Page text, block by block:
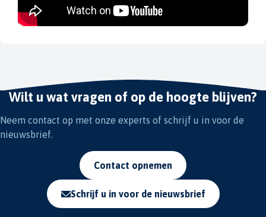
Wilt u wat vragen of op de hoogte blijven?
Neem contact op met onze experts of schrijf u in voor de
nieuwsbrief.
Contact opnemen
Schrijf u in voor de nieuwsbrief